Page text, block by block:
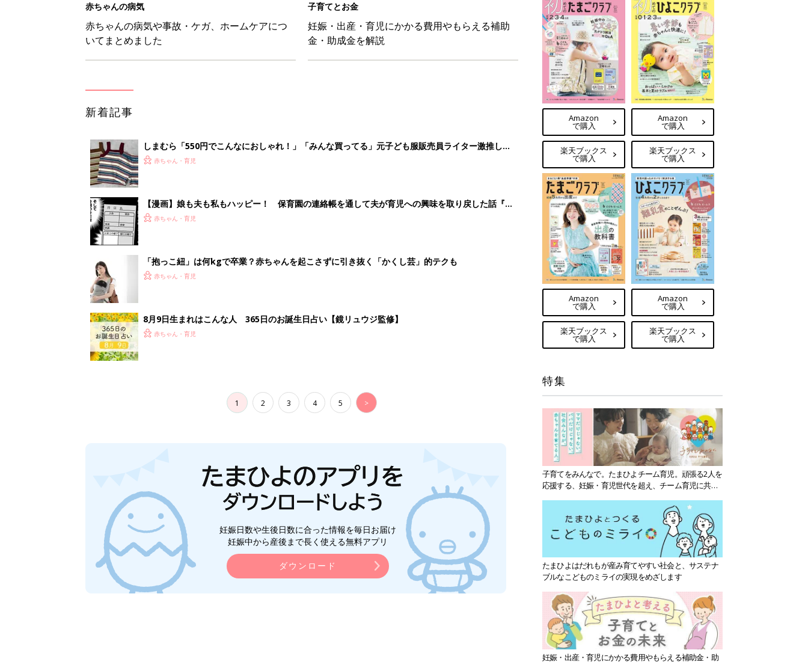
【漫画】娘も夫も私もハッピー！ 保育園の連絡帳を通して夫が育児への興味を取り戻した話『ふ
赤ちゃん・育児
「抱っこ紐」は何kgで卒業？赤ちゃんを起こさずに引き抜く「かくし芸」的テクも
1 2 3 4 5 >
Amazon
で購入
楽天ブックス
で購入
Amazon
で購入
楽天ブックス
で購入
Amazon
で購入
楽天ブックス
で購入
Amazon
で購入
楽天ブックス
で購入
特集
子育てをみんなで。たまひよチーム育児。頑張る2人を
応援する、妊娠・育児世代を超え、チーム育児に共感
たまひよはだれもが産み育てやすい社会と、サステナ
ブルなこどものミライの実現をめざします
妊娠・出産・育児にかかる費用やもらえる補助金・助